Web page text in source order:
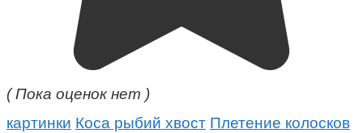
( Пока оценок нет )
картинки Коса рыбий хвост Плетение колосков